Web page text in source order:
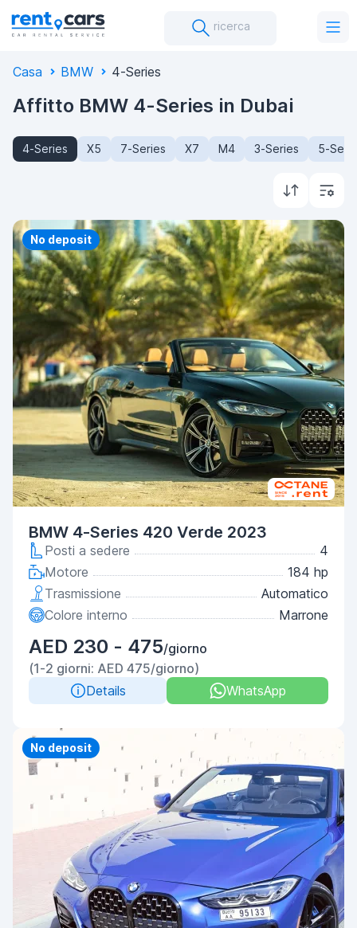
ricerca
Casa BMW 4-Series
Affitto BMW 4-Series in Dubai
4-Series X5 7-Series X7 M4 3-Series 5-
Priority
No deposit
BMW 4-Series 420 Verde 2023
Posti a sedere
4
Motore
184 hp
Trasmissione
Automatico
Colore interno
Marrone
AED 230 - 475/giorno
(1-2 giorni: AED 475/giorno)
Details
WhatsApp
Priority
No deposit